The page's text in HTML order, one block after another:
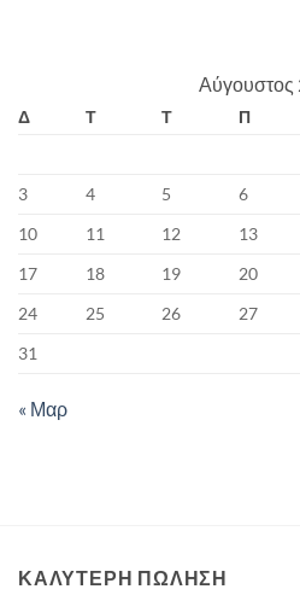
Αύγουστος
Δ Τ Τ Π
3
4 5 6
10
11 12 13
17
18 19 20
24
25 26 27
31
« Μαρ
ΚΑΛΥΤΕΡΗ ΠΩΛΗΣΗ